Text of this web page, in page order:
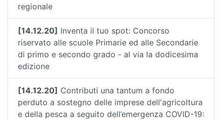
regionale
[14.12.20] Inventa il tuo spot: Concorso
riservato alle scuole Primarie ed alle Secondarie
di primo e secondo grado - al via la dodicesima
edizione
[14.12.20] Contributi una tantum a fondo
perduto a sostegno delle imprese dell'agricoltura
e della pesca a seguito dell’emergenza COVID-19: